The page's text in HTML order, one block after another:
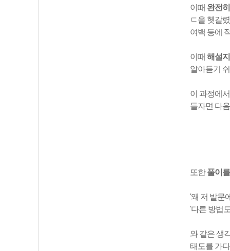
이때 완전
ㄷ을 헷갈
여백 등에
이때 해설
알아듣기
이 과정에서
들자면 다
또한풀이
'왜 저 발문
'다른 방법
와 같은 생
태도를 가